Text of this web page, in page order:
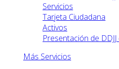
Servicios
Tarjeta Ciudadana
Activos
Presentación de
Más Servicios